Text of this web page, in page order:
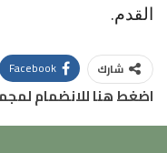
القدم.
شارك Facebook
اضغط هنا للانضمام